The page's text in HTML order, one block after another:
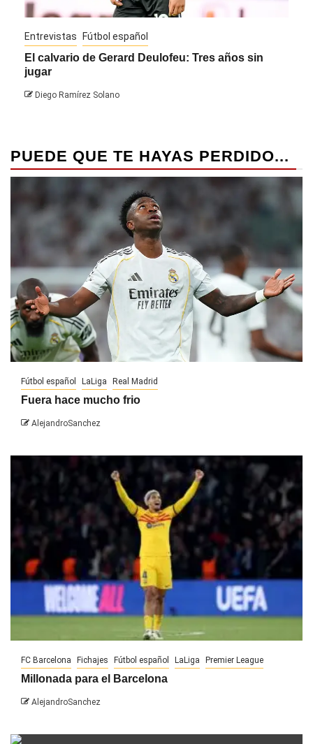
Entrevistas Fútbol español
El calvario de Gerard Deulofeu: Tres años sin
jugar
Diego Ramírez Solano
PUEDE QUE TE HAYAS PERDIDO...
Fútbol español LaLiga Real Madrid
Fuera hace mucho frio
AlejandroSanchez
FC Barcelona Fichajes Fútbol español LaLiga Premier League
Millonada para el Barcelona
AlejandroSanchez